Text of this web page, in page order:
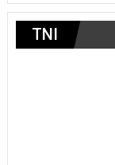
TNI